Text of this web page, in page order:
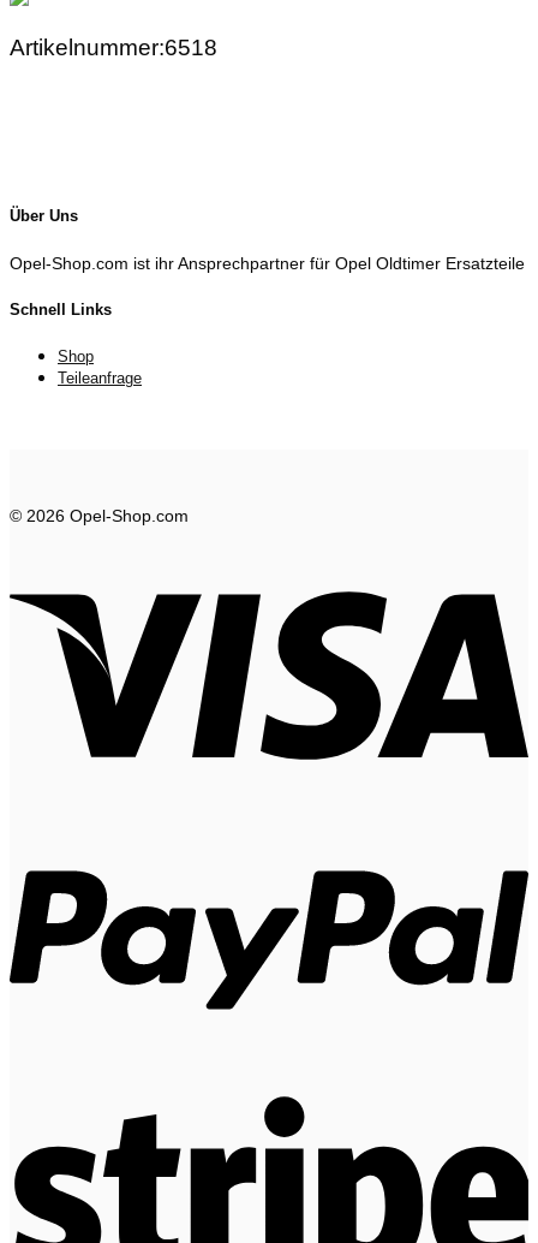
Artikelnummer:6518
Über Uns
Opel-Shop.com ist ihr Ansprechpartner für Opel Oldtimer Ersatzteile
Schnell Links
Shop
Teileanfrage
© 2026 Opel-Shop.com